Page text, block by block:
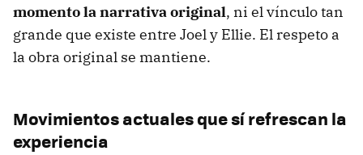
momento la narrativa original, ni el vínculo tan
grande que existe entre Joel y Ellie. El respeto a
la obra original se mantiene.
Movimientos actuales que sí refrescan la
experiencia